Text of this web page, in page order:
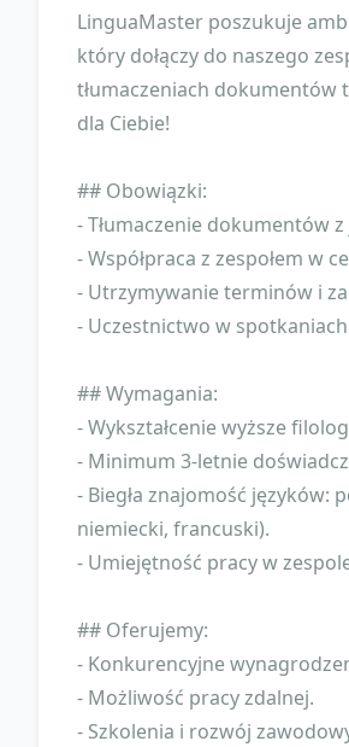
LinguaMaster poszukuje
który dołączy do naszego
tłumaczeniach dokumentów
dla Ciebie!
## Obowiązki:
- Tłumaczenie dokumentów
- Współpraca z zespołem w
- Utrzymywanie terminów i
- Uczestnictwo w
## Wymagania:
- Wykształcenie wyższe
- Minimum 3-letnie
- Biegła znajomość języków:
niemiecki, francuski).
- Umiejętność pracy w
## Oferujemy:
- Konkurencyjne
- Możliwość pracy zdalnej.
- Szkolenia i rozwój